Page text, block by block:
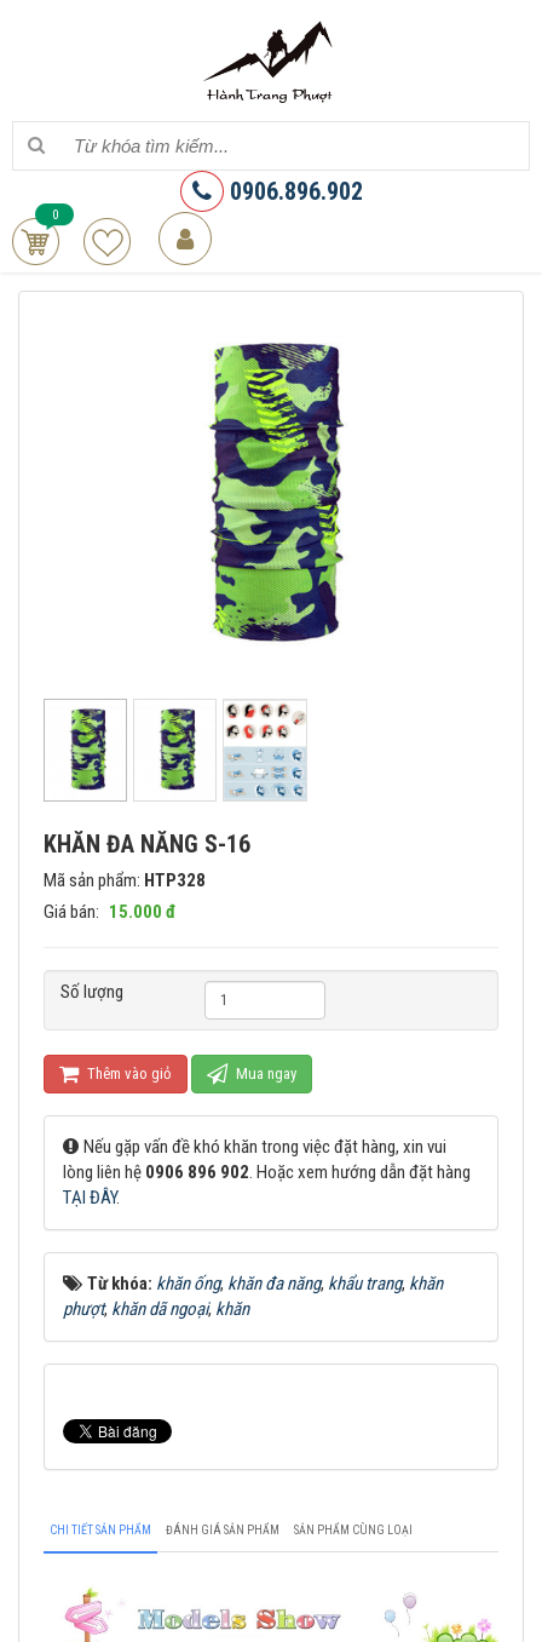
0906.896.902
0
KHĂN ĐA NĂNG S-16
Mã sản phẩm: HTP328
Giá bán: 15.000 đ
Số lượng
Thêm vào giỏ Mua ngay
Nếu gặp vấn đề khó khăn trong việc đặt hàng, xin vui
lòng liên hệ 0906 896 902. Hoặc xem hướng dẫn đặt hàng
TẠI ĐÂY.
Từ khóa: khăn ống, khăn đa năng, khẩu trang, khăn
phượt, khăn dã ngoại, khăn
CHI TIẾT SẢN PHẨM ĐÁNH GIÁ SẢN PHẨM SẢN PHẨM CÙNG LOẠI